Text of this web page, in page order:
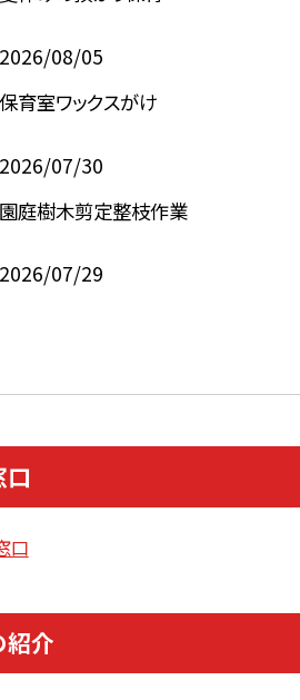
2026/08/05
保育室ワックスがけ
2026/07/30
園庭樹木剪定整枝作業
2026/07/29
口
紹介